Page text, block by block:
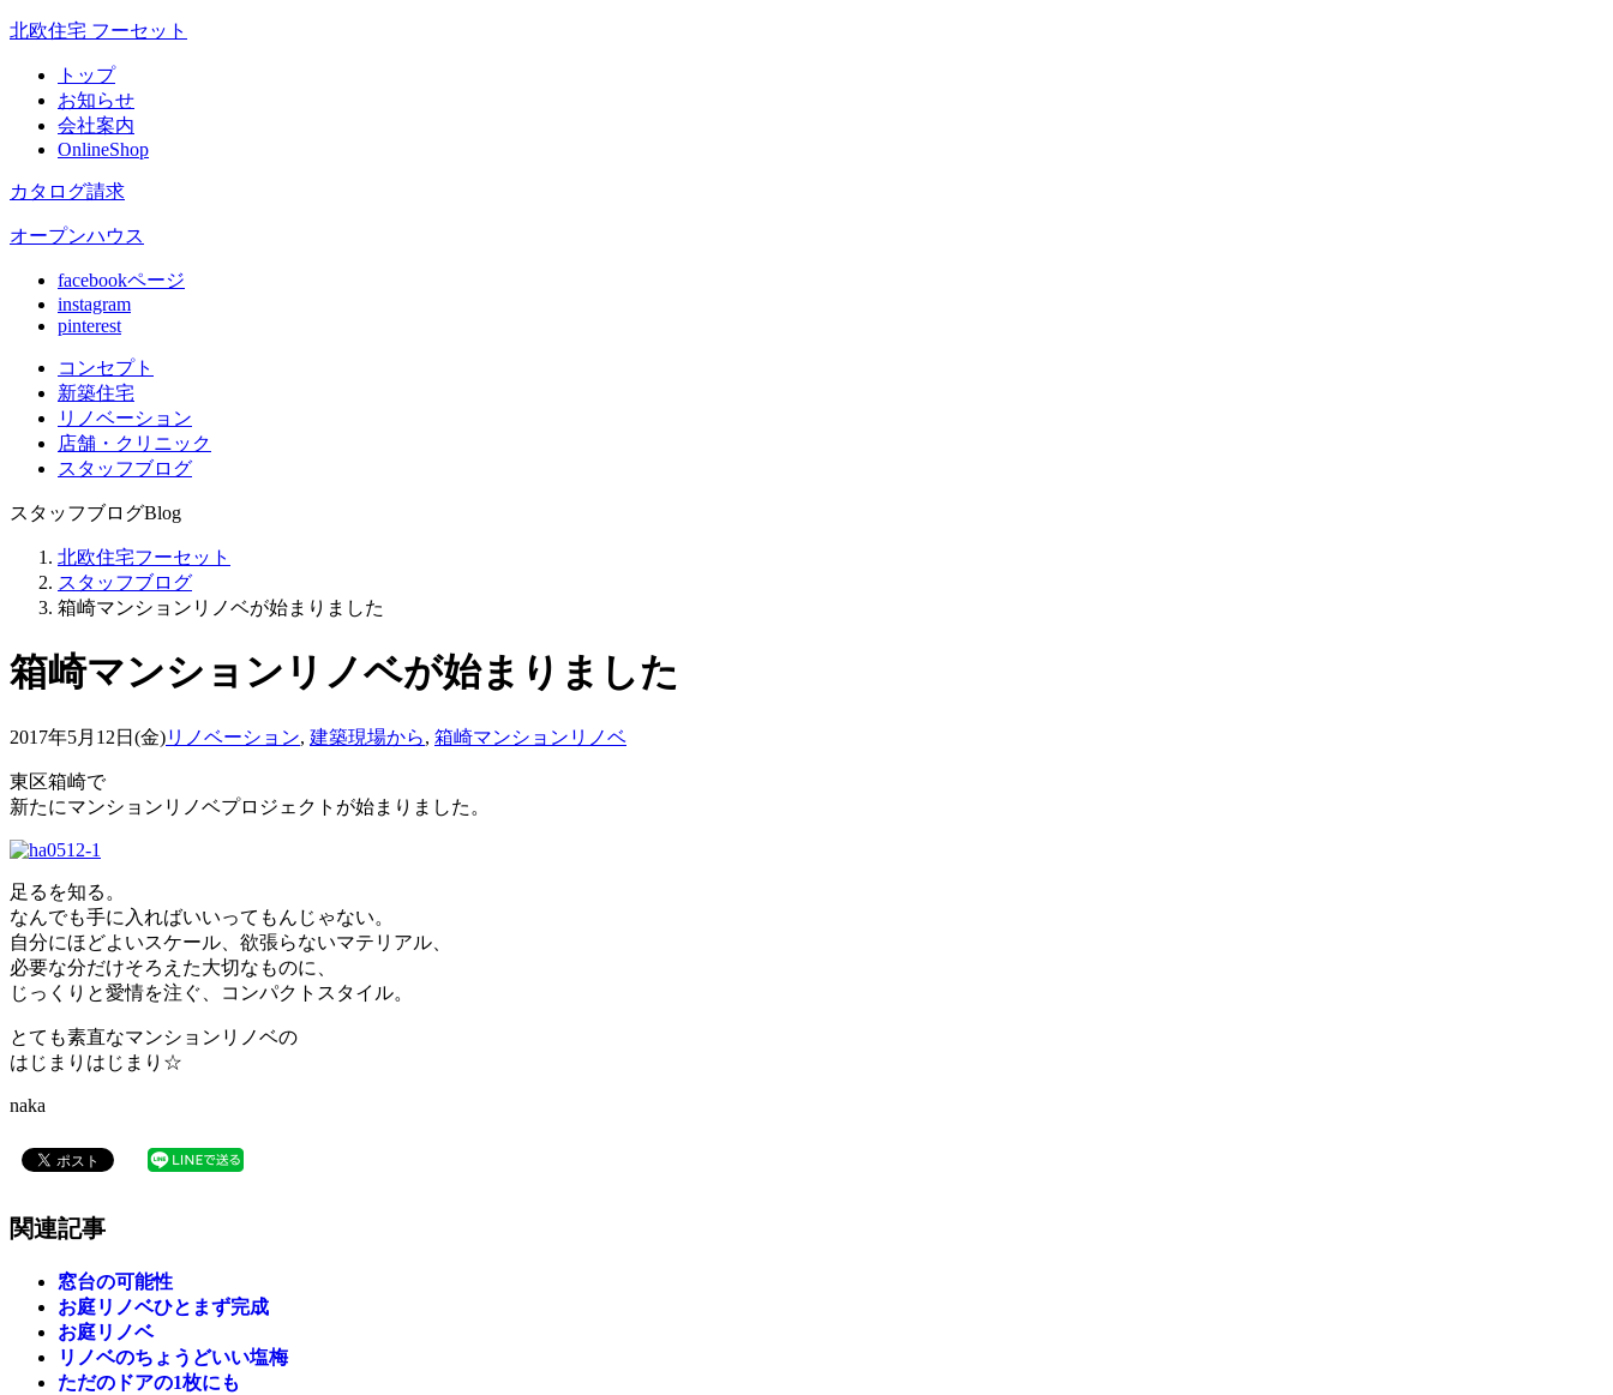
北欧住宅 フーセット
トップ
お知らせ
会社案内
OnlineShop
カタログ請求
オープンハウス
facebookページ
instagram
pinterest
コンセプト
新築住宅
リノベーション
店舗 ・クリニック
スタッフブログ
スタッフブログBlog
北欧住宅フーセット
スタッフブログ
箱崎マンションリノベが始まりました
箱崎マンションリノベが始まりました
2017年5月12日(金)リノベーション, 建築現場から, 箱崎マンションリノベ
東区箱崎で
新たにマンションリノベプロジェクトが始まりました。
足るを知る。
なんでも手に入ればいいってもんじゃない。
自分にほどよいスケール、欲張らないマテリアル、
必要な分だけそろえた大切なものに、
じっくりと愛情を注ぐ、コンパクトスタイル。
とても素直なマンションリノベの
はじまりはじまり☆
naka
関連記事
窓台の可能性
お庭リノベひとまず完成
お庭リノベ
リノベのちょうどいい塩梅
ただのドアの1枚にも